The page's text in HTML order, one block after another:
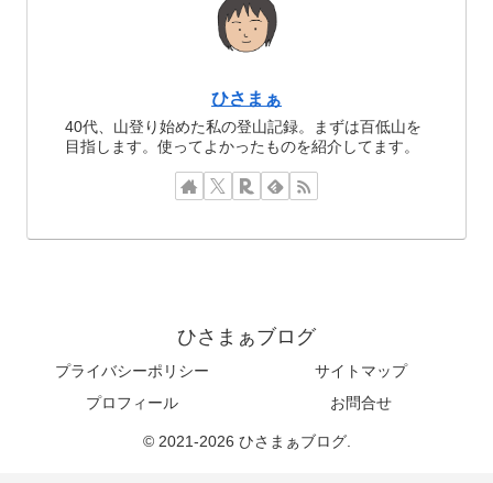
ひさまぁ
40代、山登り始めた私の登山記録。まずは百低山を
目指します。使ってよかったものを紹介してます。
ひさまぁブログ
プライバシーポリシー
サイトマップ
プロフィール
お問合せ
© 2021-2026 ひさまぁブログ.